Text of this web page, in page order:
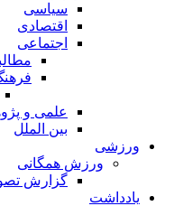
سیاسی
اقتصادی
اجتماعی
علمی و
بین الملل
ورزشی
ورزش همگانی
گزارش
یادداشت